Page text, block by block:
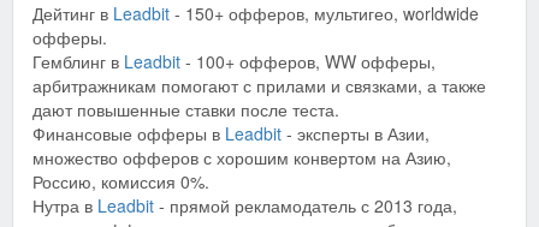
Дейтинг в Leadbit - 150+ офферов, мультигео, worldwide
офферы.
Гемблинг в Leadbit - 100+ офферов, WW офферы,
арбитражникам помогают с прилами и связками, а также
дают повышенные ставки после теста.
Финансовые офферы в Leadbit - эксперты в Азии,
множество офферов с хорошим конвертом на Азию,
Россию, комиссия 0%.
Нутра в Leadbit - прямой рекламодатель с 2013 года,